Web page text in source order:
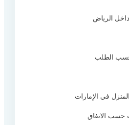
الرياض
الطلب
في الإمارات
حسب الاتفاق